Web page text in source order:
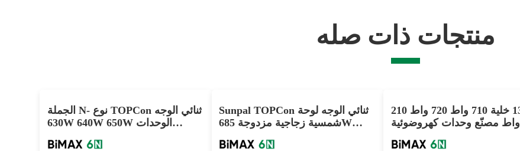
منتجات ذات صله
الجملة N- نوع TOPCon ثنائي الوجه
630W 640W 650W الوحدات
Sunpal TOPCon ثنائي الوجه لوحة
شمسية زجاجية مزدوجة 685W
210 ملم 132 خلية 710 واط 720 واط
730 واط مصنّع وحدات كهروضوئية